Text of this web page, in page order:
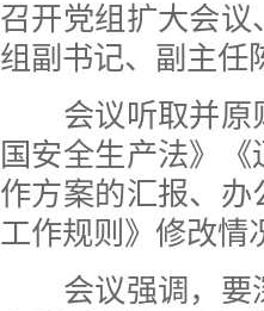
召开党组扩大会
组副书记、副主任
会议听取并原
国安全生产法》
作方案的汇报、
工作规则》修改情
会议强调，要